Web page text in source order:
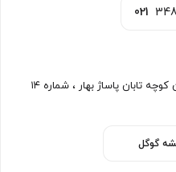
021
تابان پاساژ بهار ، شماره ۱۴
گوگل